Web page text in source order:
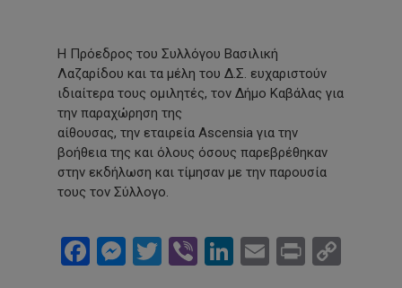
Η Πρόεδρος του Συλλόγου Βασιλική
Λαζαρίδου και τα μέλη του Δ.Σ. ευχαριστούν
ιδιαίτερα τους ομιλητές, τον Δήμο Καβάλας για
την παραχώρηση της
αίθουσας, την εταιρεία Ascensia για την
βοήθεια της και όλους όσους παρεβρέθηκαν
στην εκδήλωση και τίμησαν με την παρουσία
τους τον Σύλλογο.
Facebook
Messenger
Twitter
ViberLinkedIn
Email
Print